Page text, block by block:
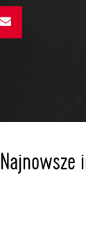
Najnowsze